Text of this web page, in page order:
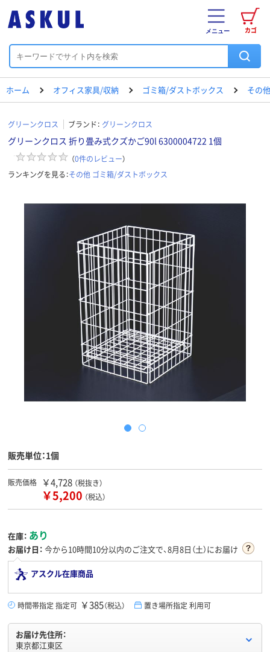
カゴ
メニュー
ホーム オフィス家具/収納 ゴミ箱/ダストボックス その
グリーンクロス ブランド： グリーンクロス
グリーンクロス 折り畳み式クズかご90l 6300004722 1個
（0件のレビュー）
ランキングを見る：その他 ゴミ箱/ダストボックス
販売単位：1個
販売価格 ￥4,728 （税抜き）
￥5,200 （税込）
在庫： あり
お届け日： 今から10時間10分以内のご注文で、8月8日（土）にお届け
アスクル在庫商品
時間帯指定 指定可 ￥385（税込） 置き場所指定 利用可
お届け先住所：
東京都江東区